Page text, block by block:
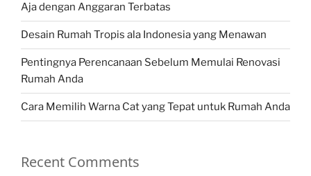
Aja dengan Anggaran Terbatas
Desain Rumah Tropis ala Indonesia yang Menawan
Pentingnya Perencanaan Sebelum Memulai Renovasi
Rumah Anda
Cara Memilih Warna Cat yang Tepat untuk Rumah Anda
Recent Comments